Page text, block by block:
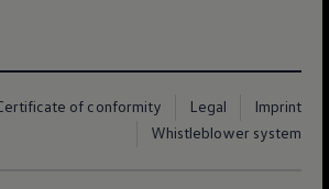
Imprint
Legal
Certificate of conformity
Whistleblower system